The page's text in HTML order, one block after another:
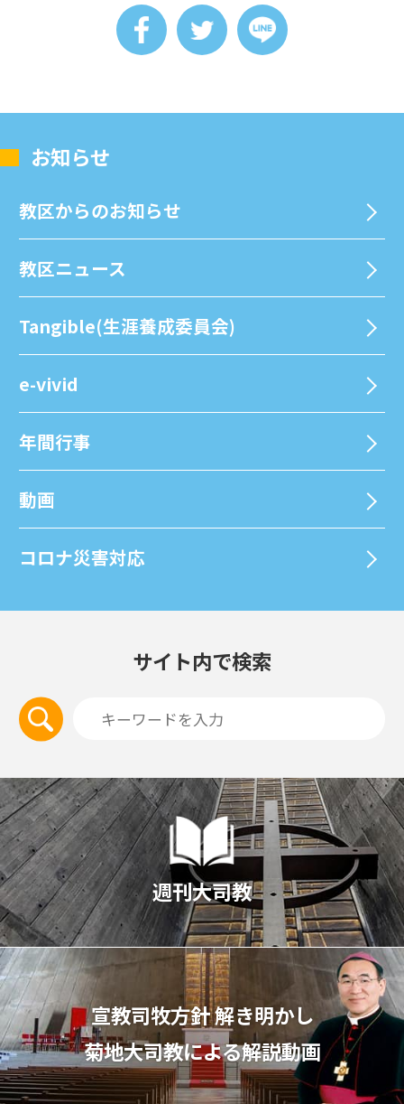
お知らせ
教区からのお知らせ
教区ニュース
Tangible(生涯養成委員会)
e-vivid
年間⾏事
動画
コロナ災害対応
サイト内で検索
週刊大司教
宣教司牧⽅針 解き明かし
菊地⼤司教による解説動画